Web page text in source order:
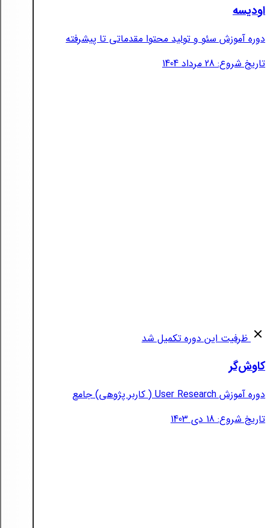
اودیسه
دوره آموزش سئو و تولید محتوا مقدماتی تا پیشرفته
تاریخ شروع: 28 مرداد 1404
ظرفیت این دوره تکمیل شد
کاوش‌گر
دوره آموزش User Research ( کاربر پژوهی) جامع
تاریخ شروع: 18 دی 1403